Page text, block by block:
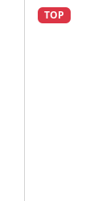
TOP